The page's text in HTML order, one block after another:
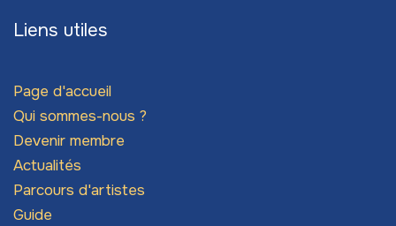
Liens utiles
Page d'accueil
Qui sommes-nous ?
Devenir membre
Actualités
Parcours d'artistes
Guide